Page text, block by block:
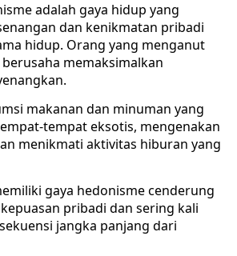
adalah gaya hidup yang
dan kenikmatan pribadi
hidup. Orang yang menganut
memaksimalkan
makanan dan minuman yang
tempat eksotis, mengenakan
menikmati aktivitas hiburan yang
gaya hedonisme cenderung
pribadi dan sering kali
jangka panjang dari